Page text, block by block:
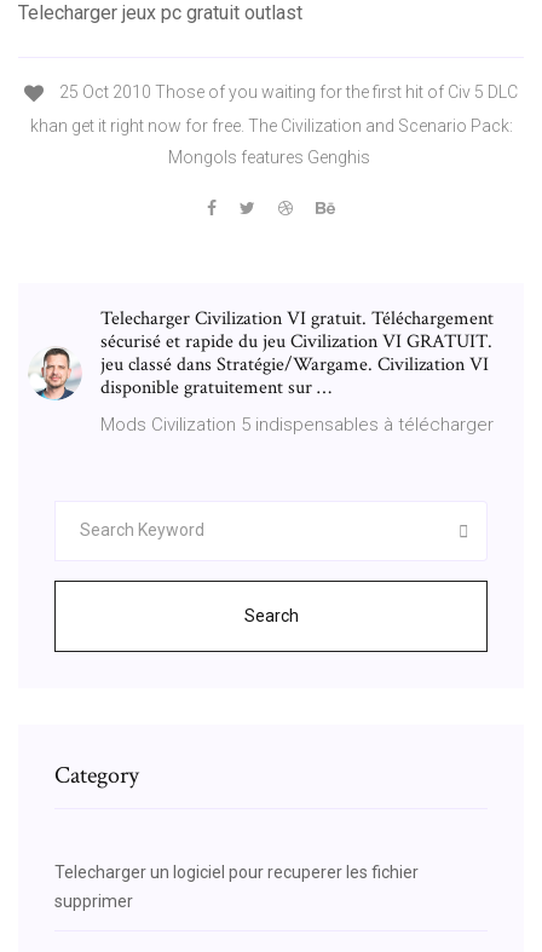
Telecharger jeux pc gratuit outlast
25 Oct 2010 Those of you waiting for the first hit of Civ 5 DLC
khan get it right now for free. The Civilization and Scenario Pack:
Mongols features Genghis
Telecharger Civilization VI gratuit. Téléchargement
sécurisé et rapide du jeu Civilization VI GRATUIT.
jeu classé dans Stratégie/Wargame. Civilization VI
disponible gratuitement sur …
Mods Civilization 5 indispensables à télécharger
Search
Category
Telecharger un logiciel pour recuperer les fichier
supprimer